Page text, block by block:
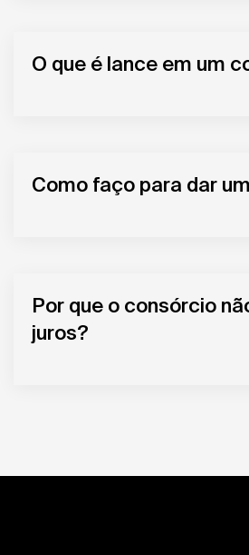
O que é lance em um
Como faço para dar
Por que o consórcio
juros?